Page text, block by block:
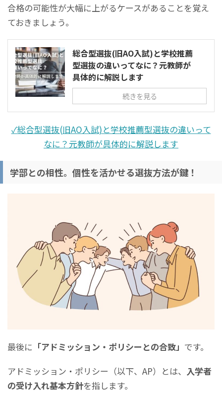
合格の可能性が大幅に上がるケースがあることを覚え
ておきましょう。
総合型選抜(旧AO入試)と学校推薦
型選抜の違いってなに？元教師が
具体的に解説します
続きを見る
✓総合型選抜(旧AO入試)と学校推薦型選抜の違いって
なに？元教師が具体的に解説します
学部との相性。個性を活かせる選抜方法が鍵！
最後に 「アドミッション・ポリシーとの合致」 です。
アドミッション・ポリシー（以下、AP）とは、 入学者
の受け入れ基本方針を指します。